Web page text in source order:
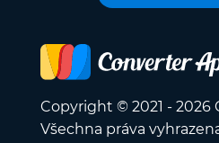
Copyright © 2021 - 2026
Všechna práva